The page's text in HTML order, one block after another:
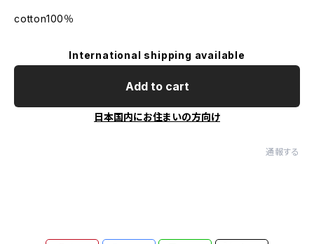
cotton100％
International shipping available
Add to cart
日本国内にお住まいの方向け
通報する